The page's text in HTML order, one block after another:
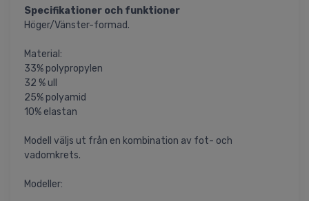
Specifikationer och funktioner
Höger/Vänster-formad.
Material:
33% polypropylen
32 % ull
25% polyamid
10% elastan
Modell väljs ut från en kombination av fot- och
vadomkrets.
Modeller: